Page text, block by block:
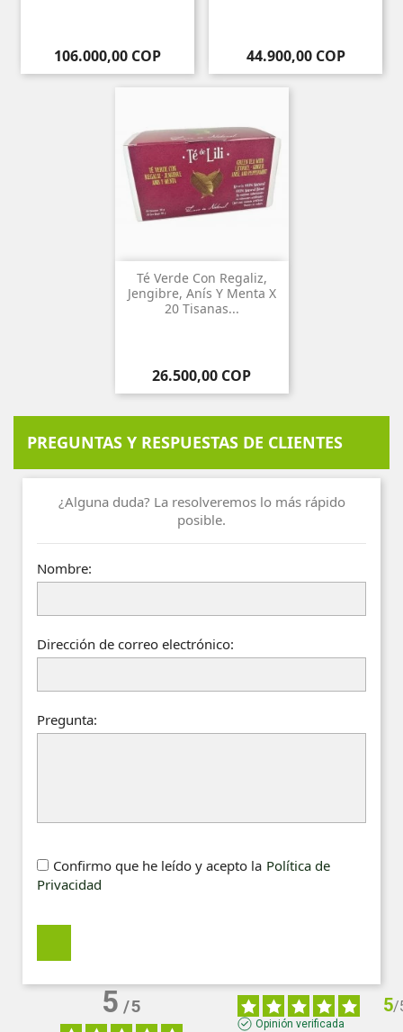
Precio
106.000,00 COP Precio
44.900,00 COP
Té Verde Con Regaliz,
Jengibre, Anís Y Menta X
20 Tisanas...
Precio
26.500,00 COP
PREGUNTAS Y RESPUESTAS DE CLIENTES
¿Alguna duda? La resolveremos lo más rápido
posible.
Nombre:
Dirección de correo electrónico:
Pregunta:
Confirmo que he leído y acepto la Política de
Privacidad
5/5 5/
Opinión verificada